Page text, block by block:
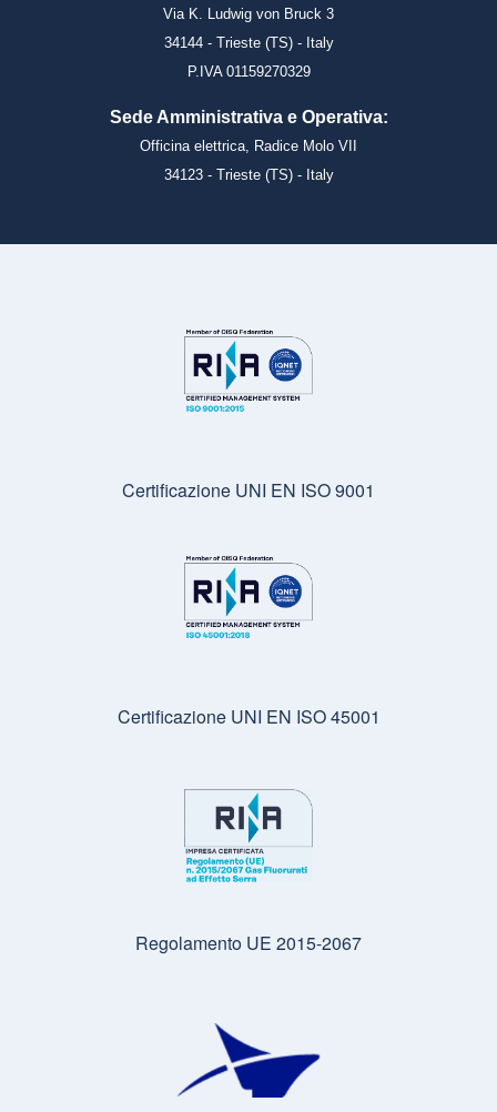
Via K. Ludwig von Bruck 3
34144 - Trieste (TS) - Italy
P.IVA 01159270329
Sede Amministrativa e Operativa:
Officina elettrica, Radice Molo VII
34123 - Trieste (TS) - Italy
Certificazione UNI EN ISO 9001
Certificazione UNI EN ISO 45001
Regolamento UE 2015-2067